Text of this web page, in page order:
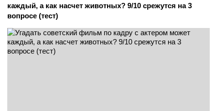
каждый, а как насчет животных? 9/10 срежутся на 3
вопросе (тест)